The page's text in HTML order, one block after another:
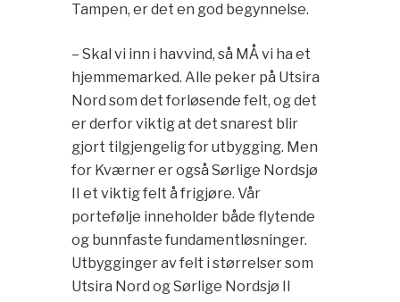
Tampen, er det en god begynnelse.
– Skal vi inn i havvind, så MÅ vi ha et
hjemmemarked. Alle peker på Utsira
Nord som det forløsende felt, og det
er derfor viktig at det snarest blir
gjort tilgjengelig for utbygging. Men
for Kværner er også Sørlige Nordsjø
II et viktig felt å frigjøre. Vår
portefølje inneholder både flytende
og bunnfaste fundamentløsninger.
Utbygginger av felt i størrelser som
Utsira Nord og Sørlige Nordsjø II